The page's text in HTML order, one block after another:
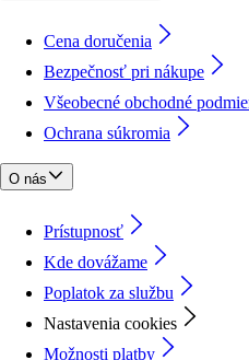
Cena doručenia
Bezpečnosť pri nákupe
Všeobecné obchodné
Ochrana súkromia
O nás
Prístupnosť
Kde dovážame
Poplatok za službu
Nastavenia cookies
Možnosti platby